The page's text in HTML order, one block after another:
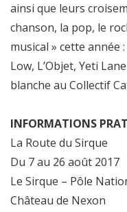
ainsi que leurs
chanson, la pop, le
musical » cette année
Low, L’Objet, Yeti
blanche au Collectif
INFORMATIONS
La Route du Sirque
Du 7 au 26 août 2017
Le Sirque – Pôle
Château de Nexon